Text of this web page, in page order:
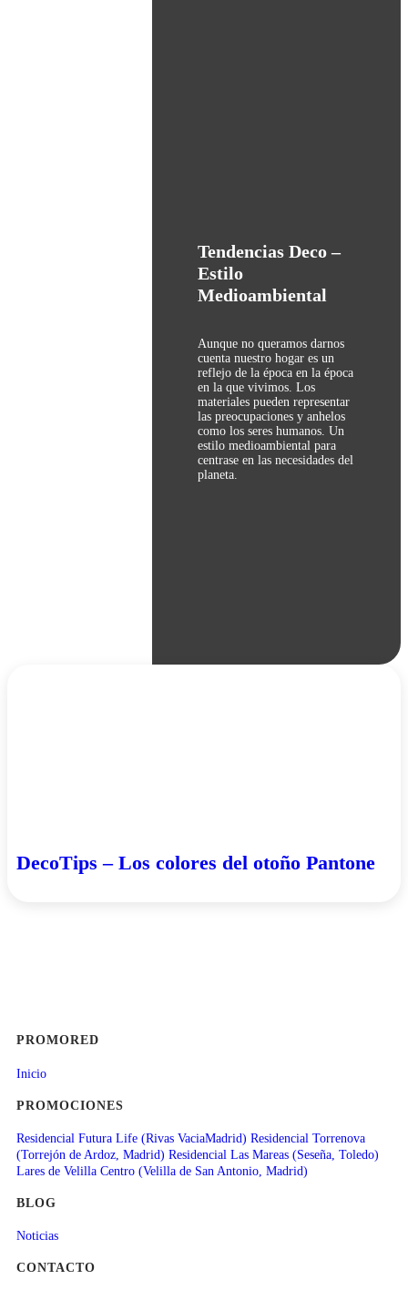
Tendencias Deco –
Estilo
Medioambiental
Aunque no queramos darnos
cuenta nuestro hogar es un
reflejo de la época en la época
en la que vivimos. Los
materiales pueden representar
las preocupaciones y anhelos
como los seres humanos. Un
estilo medioambiental para
centrase en las necesidades del
planeta.
DecoTips – Los colores del otoño Pantone
PROMORED
Inicio
PROMOCIONES
Residencial Futura Life (Rivas VaciaMadrid) Residencial Torrenova
(Torrejón de Ardoz, Madrid) Residencial Las Mareas (Seseña, Toledo)
Lares de Velilla Centro (Velilla de San Antonio, Madrid)
BLOG
Noticias
CONTACTO